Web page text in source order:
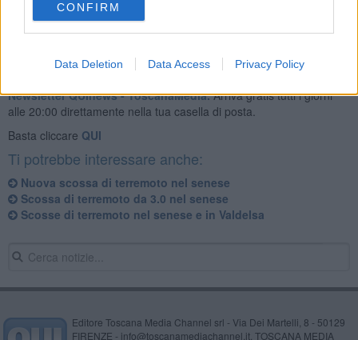
CONFIRM
Data Deletion Data Access Privacy Policy
Newsletter QUInews - ToscanaMedia.Arriva gratis tutti i giorni
alle 20:00 direttamente nella tua casella di posta.
Basta cliccare QUI
Ti potrebbe interessare anche:
Nuova scossa di terremoto nel senese
Scossa di terremoto da 3.0 nel senese
Scosse di terremoto nel senese e in Valdelsa
Editore Toscana Media Channel srl - Via Dei Martelli, 8 - 50129
FIRENZE - info@toscanamediachannel.it. TOSCANA MEDIA